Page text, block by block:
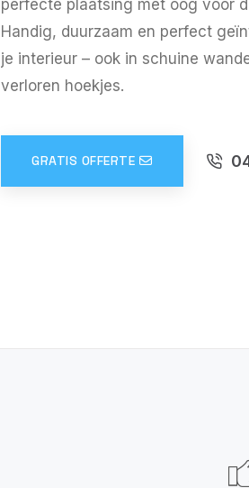
perfecte plaatsing met oog voor
Handig, duurzaam en perfect
je interieur – ook in schuine
verloren hoekjes.
GRATIS OFFERTE